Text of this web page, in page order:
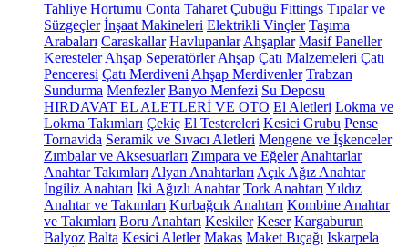
Tahliye Hortumu Conta Taharet Çubuğu Fittings Tıpalar ve
Süzgeçler İnşaat Makineleri Elektrikli Vinçler Taşıma
Arabaları Caraskallar Havlupanlar Ahşaplar Masif Paneller
Keresteler Ahşap Seperatörler Ahşap Çatı Malzemeleri Çatı
Penceresi Çatı Merdiveni Ahşap Merdivenler Trabzan
Sundurma Menfezler Banyo Menfezi Su Deposu
HIRDAVAT EL ALETLERİ VE OTO El Aletleri Lokma ve
Lokma Takımları Çekiç El Testereleri Kesici Grubu Pense
Tornavida Seramik ve Sıvacı Aletleri Mengene ve İşkenceler
Zımbalar ve Aksesuarları Zımpara ve Eğeler Anahtarlar
Anahtar Takımları Alyan Anahtarları Açık Ağız Anahtar
İngiliz Anahtarı İki Ağızlı Anahtar Tork Anahtarı Yıldız
Anahtar ve Takımları Kurbağcık Anahtarı Kombine Anahtar
ve Takımları Boru Anahtarı Keskiler Keser Kargaburun
Balyoz Balta Kesici Aletler Makas Maket Bıçağı Iskarpela